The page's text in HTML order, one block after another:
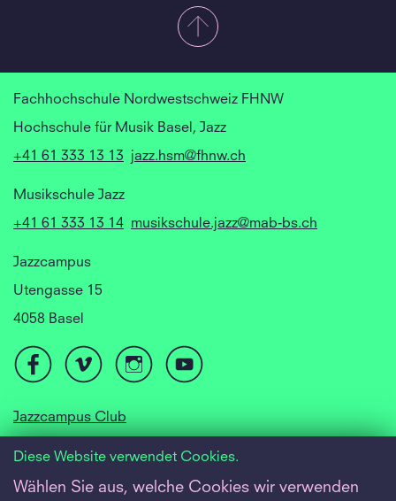
Fachhochschule Nordwestschweiz FHNW
Hochschule für Musik Basel, Jazz
+41 61 333 13 13
jazz.hsm@fhnw.ch
Musikschule Jazz
+41 61 333 13 14 musikschule.jazz@mab-bs.ch
Jazzcampus
Utengasse 15
4058 Basel
Jazzcampus Club
Diese Website verwendet Cookies.
Wählen Sie aus, welche Cookies wir verwenden